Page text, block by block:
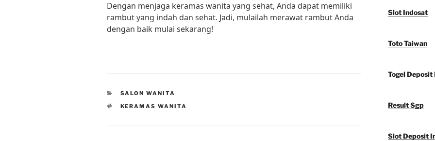
Dengan menjaga keramas wanita yang sehat, Anda dapat memiliki
rambut yang indah dan sehat. Jadi, mulailah merawat rambut Anda
dengan baik mulai sekarang!
CATEGORIES
SALON WANITA
TAGS
KERAMAS WANITA
Slot Indosat
Toto Taiwan
Togel Deposit
Result Sgp
Slot Deposit